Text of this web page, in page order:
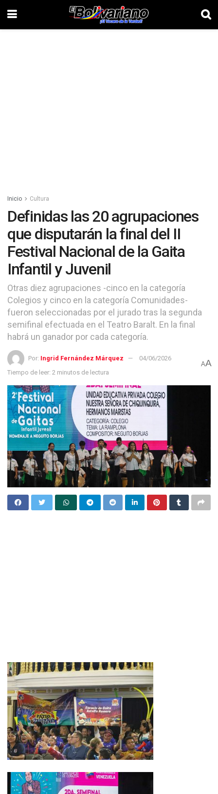
Inicio Cultura
Definidas las 20 agrupaciones
que disputarán la final del II
Festival Nacional de la Gaita
Infantil y Juvenil
Otras diez agrupaciones -cinco en la categoría
Colegios y cinco en la categoría Comunidades-
fueron seleccionadas por el jurado tras la segunda
semifinal efectuada en el Teatro Baralt. En la final
habrá un ganador por cada categoría.
Por: Ingrid Fernández Márquez
04/06/2026
Tiempo de leer: 2 minutos de lectura
AA